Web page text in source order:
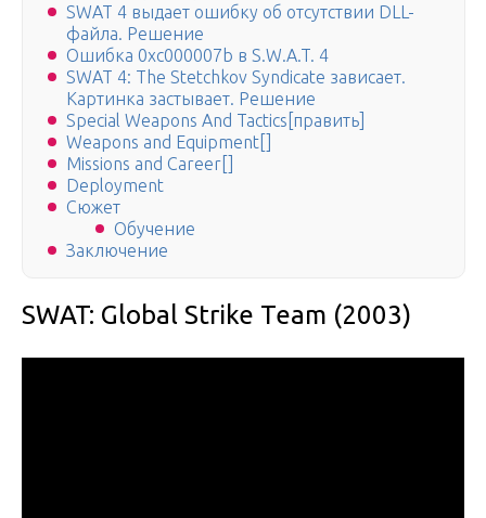
SWAT 4 выдает ошибку об отсутствии DLL-
файла. Решение
Ошибка 0xc000007b в S.W.A.T. 4
SWAT 4: The Stetchkov Syndicate зависает.
Картинка застывает. Решение
Special Weapons And Tactics[править]
Weapons and Equipment[]
Missions and Career[]
Deployment
Сюжет
Обучение
Заключение
SWAT: Global Strike Team (2003)